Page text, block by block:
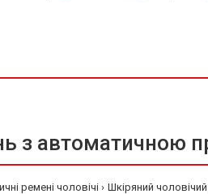
з автоматичною
ремені чоловічі Шкіряний